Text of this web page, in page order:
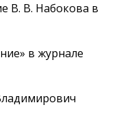
В. В. Набокова в
в журнале